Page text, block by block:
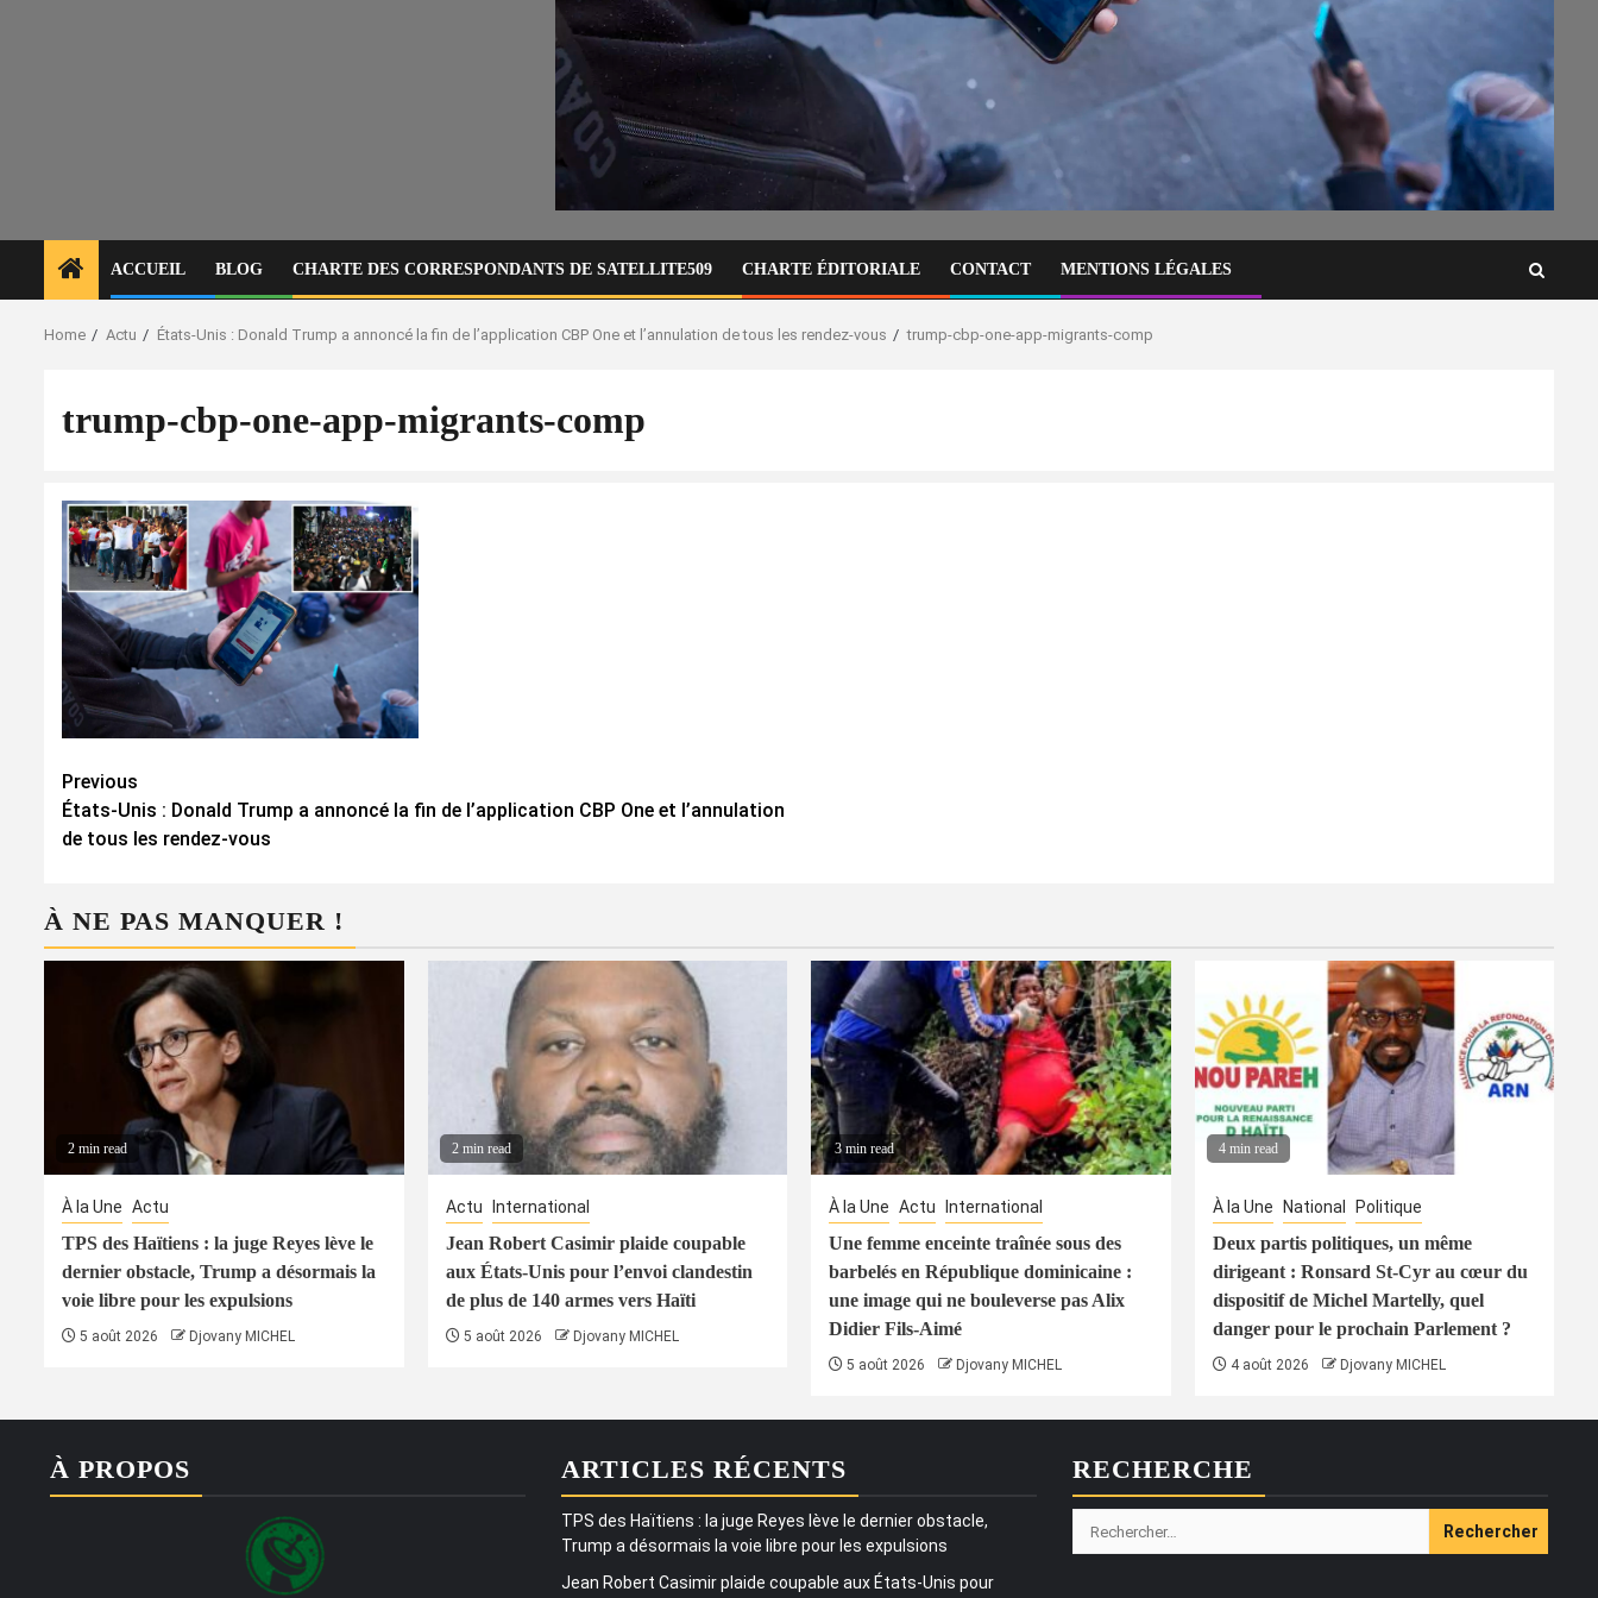
ACCUEIL BLOG CHARTE DES CORRESPONDANTS DE SATELLITE509 CHARTE ÉDITORIALE CONTACT MENTIONS LÉGALES
Home Actu États-Unis : Donald Trump a annoncé la fin de l’application CBP One et l’annulation de tous les rendez-vous trump-cbp-one-app-migrants-comp
trump-cbp-one-app-migrants-comp
Continue
Reading
Previous
États-Unis : Donald Trump a annoncé la fin de l’application CBP One et l’annulation
de tous les rendez-vous
À NE PAS MANQUER !
2 min read
À la Une Actu
TPS des Haïtiens : la juge Reyes lève le
dernier obstacle, Trump a désormais la
voie libre pour les expulsions
5 août 2026 Djovany MICHEL
2 min read
Actu International
Jean Robert Casimir plaide coupable
aux États-Unis pour l’envoi clandestin
de plus de 140 armes vers Haïti
5 août 2026 Djovany MICHEL
3 min read
À la Une Actu International
Une femme enceinte traînée sous des
barbelés en République dominicaine :
une image qui ne bouleverse pas Alix
Didier Fils-Aimé
5 août 2026 Djovany MICHEL
4 min read
À la Une National Politique
Deux partis politiques, un même
dirigeant : Ronsard St-Cyr au cœur du
dispositif de Michel Martelly, quel
danger pour le prochain Parlement ?
4 août 2026 Djovany MICHEL
À PROPOS ARTICLES RÉCENTS
TPS des Haïtiens : la juge Reyes lève le dernier obstacle,
Trump a désormais la voie libre pour les expulsions
Jean Robert Casimir plaide coupable aux États-Unis pour
RECHERCHE
Rechercher :